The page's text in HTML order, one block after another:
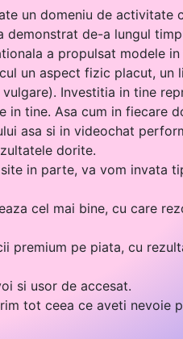
un domeniu de activitate
demonstrat de-a lungul
a propulsat modele
un aspect fizic placut, un
Investitia in tine
in tine. Asa cum in fiecare
asa si in videochat
dorite.
in parte, va vom invata
cel mai bine, cu care
premium pe piata, cu
si usor de accesat.
tot ceea ce aveti nevoie